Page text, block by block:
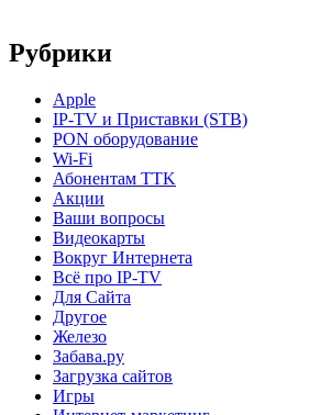
Рубрики
Apple
IP-TV и Приставки (STB)
PON оборудование
Wi-Fi
Абонентам TTK
Акции
Ваши вопросы
Видеокарты
Вокруг Интернета
Всё про IP-TV
Для Сайта
Другое
Железо
Забава.ру
Загрузка сайтов
Игры